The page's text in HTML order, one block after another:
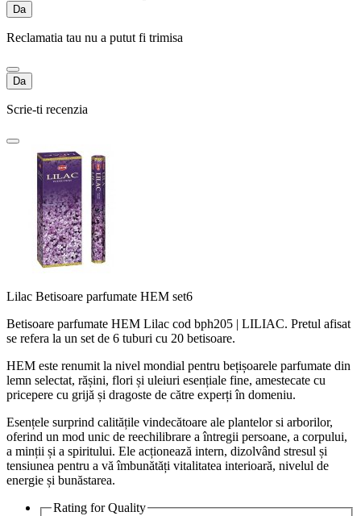
Da
Reclamatia tau nu a putut fi trimisa
Da
Scrie-ti recenzia
Lilac Betisoare parfumate HEM set6
Betisoare parfumate HEM Lilac cod bph205 | LILIAC. Pretul afisat
se refera la un set de 6 tuburi cu 20 betisoare.
HEM este renumit la nivel mondial pentru bețișoarele parfumate din
lemn selectat, rășini, flori și uleiuri esențiale fine, amestecate cu
pricepere cu grijă și dragoste de către experți în domeniu.
Esențele surprind calitățile vindecătoare ale plantelor si arborilor,
oferind un mod unic de reechilibrare a întregii persoane, a corpului,
a minții și a spiritului. Ele acționează intern, dizolvând stresul și
tensiunea pentru a vă îmbunătăți vitalitatea interioară, nivelul de
energie și bunăstarea.
Rating forQuality